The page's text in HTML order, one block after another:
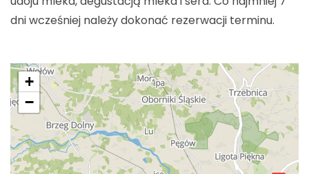
dni wcześniej należy dokonać rezerwacji terminu.
+
−